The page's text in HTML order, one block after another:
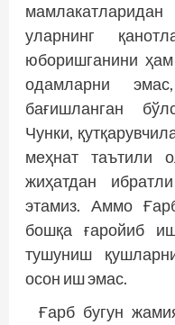
уларнинг
юборишганини
одамларни
бағишланган
Чунки,
меҳнат таътили
жиҳатдан
этамиз. Аммо
бошқа ғаройиб
тушуниш
осон иш эмас.
Ғарб бугун